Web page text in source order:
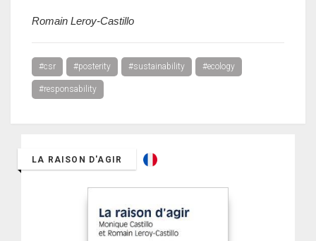
Romain Leroy-Castillo
#csr #posterity #sustainability #ecology
#responsability
LA RAISON D'AGIR